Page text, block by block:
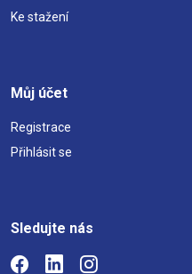
Ke stažení
Můj účet
Registrace
Přihlásit se
Sledujte nás